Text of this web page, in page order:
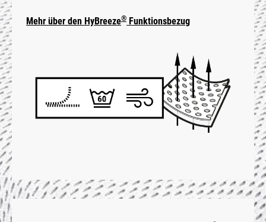
Mehr über den HyBreeze® Funk­tions­bezug